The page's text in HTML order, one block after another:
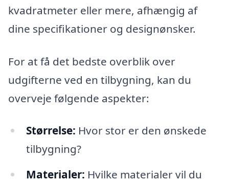
kvadratmeter eller mere, afhængig af
dine specifikationer og designønsker.
For at få det bedste overblik over
udgifterne ved en tilbygning, kan du
overveje følgende aspekter:
Størrelse: Hvor stor er den ønskede
tilbygning?
Materialer: Hvilke materialer vil du